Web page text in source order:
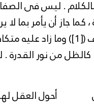
. ليس فى
، كما جاز أن يأمر بمالا
(
[1] ) وما زاد عليه
من نور القدرة . له
أحول العقل